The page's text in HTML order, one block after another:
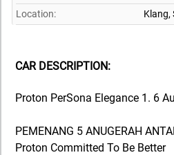
Location:
Klang,
CAR DESCRIPTION:
Proton PerSona Elegance 1. 6
PEMENANG 5 ANUGERAH
Proton Committed To Be Better